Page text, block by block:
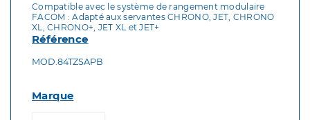
Compatible avec le système de rangement modulaire
FACOM : Adapté aux servantes CHRONO, JET, CHRONO
XL, CHRONO+, JET XL et JET+
Référence
MOD.84TZSAPB
Marque